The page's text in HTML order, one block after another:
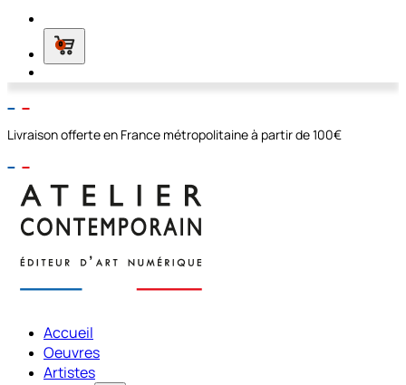
0
Livraison offerte en France métropolitaine à partir de 100€
Accueil
Oeuvres
Artistes